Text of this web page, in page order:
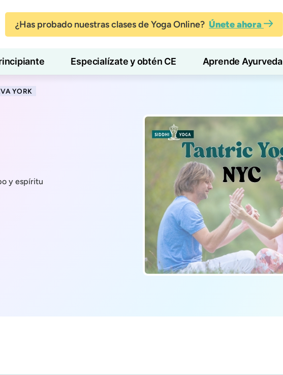
¿Has probado nuestras clases de Yoga Online? Únete ahora
Especialízate y obtén CE Aprende Ayurveda
YORK
y espíritu